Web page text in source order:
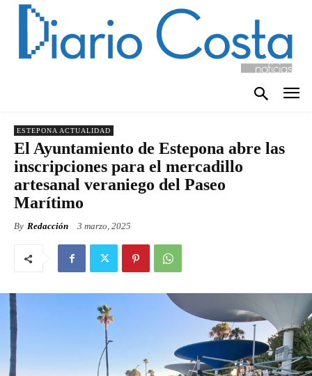
ESTEPONA ACTUALIDAD
El Ayuntamiento de Estepona abre las
inscripciones para el mercadillo
artesanal veraniego del Paseo
Marítimo
By Redacción 3 marzo, 2025